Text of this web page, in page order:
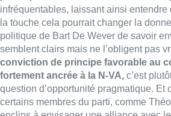
Si après les élections de juin prochain
décident aussi de donner un coup de
plébisciter des formations politiques qui
l’immigration leur axe de campagne, si
dominants sont bien en Flandre, le
N-VA (les sondages peuvent se tromper,
“bloc flamand” sera sans doute dans la
homme politique. Si les partis du